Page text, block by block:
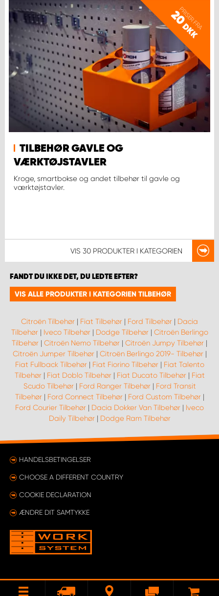
PRISER FRA
20
DKK
TILBEHØR GAVLE OG
VÆRKTØJSTAVLER
Kroge, smartbokse og andet tilbehør til gavle og
værktøjstavler.
VIS 30 PRODUKTER I KATEGORIEN
FANDT DU IKKE DET, DU LEDTE EFTER?
VIS ALLE PRODUKTER I KATEGORIEN TILBEHØR
Citroën Tilbehør | Fiat Tilbehør | Ford Tilbehør | Dacia
Tilbehør| Iveco Tilbehør| Dodge Tilbehør| Citroën Berlingo
Tilbehør | Citroën Nemo Tilbehør | Citroën Jumpy Tilbehør |
Citroën Jumper Tilbehør| Citroën Berlingo 2019- Tilbehør|
Fiat Fullback Tilbehør| Fiat Fiorino Tilbehør| Fiat Talento
Tilbehør| Fiat Doblo Tilbehør| Fiat Ducato Tilbehør| Fiat
Scudo Tilbehør| Ford Ranger Tilbehør| Ford Transit
Tilbehør| Ford Connect Tilbehør| Ford Custom Tilbehør|
Ford Courier Tilbehør | Dacia Dokker Van Tilbehør | Iveco
Daily Tilbehør| Dodge Ram Tilbehør
HANDELSBETINGELSER
CHOOSE A DIFFERENT COUNTRY
COOKIE DECLARATION
ÆNDRE DIT SAMTYKKE